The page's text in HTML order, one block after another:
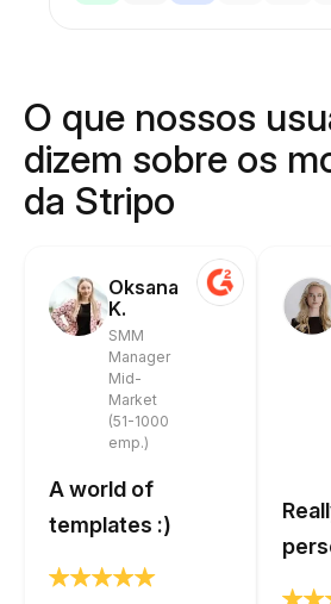
O que nossos
dizem sobre os
da Stripo
Oksana
K.
SMM
Manager
Mid-
Market
(51-1000
emp.)
A world of
templates :)